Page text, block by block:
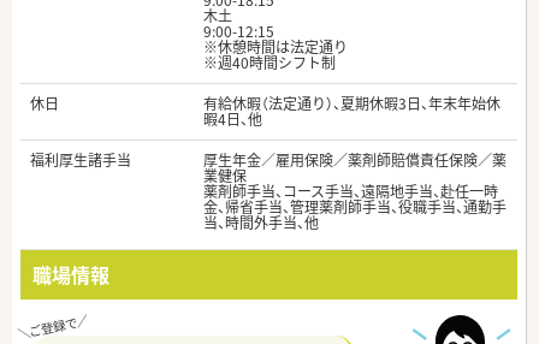
木土
9:00-12:15
※休憩時間は法定通り
※週40時間シフト制
休日
有給休暇（法定通り）、夏期休暇3日、年末年始休
暇4日、他
福利厚生諸手当
厚生年金／雇用保険／薬剤師賠償責任保険／薬
業健保
薬剤師手当、コース手当、遠隔地手当、赴任一時
金、帰省手当、管理薬剤師手当、役職手当、通勤手
当、時間外手当、他
職場情報